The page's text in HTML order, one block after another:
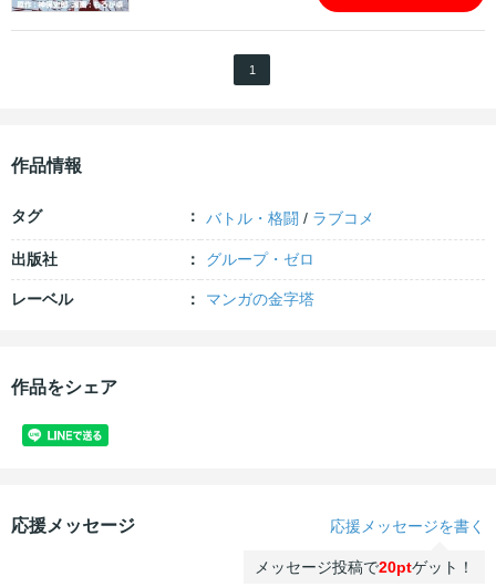
1
作品情報
タグ バトル・格闘 / ラブコメ
出版社 グループ・ゼロ
レーベル マンガの金字塔
作品をシェア
応援メッセージ 応援メッセージを書く
メッセージ投稿で20ptゲット！